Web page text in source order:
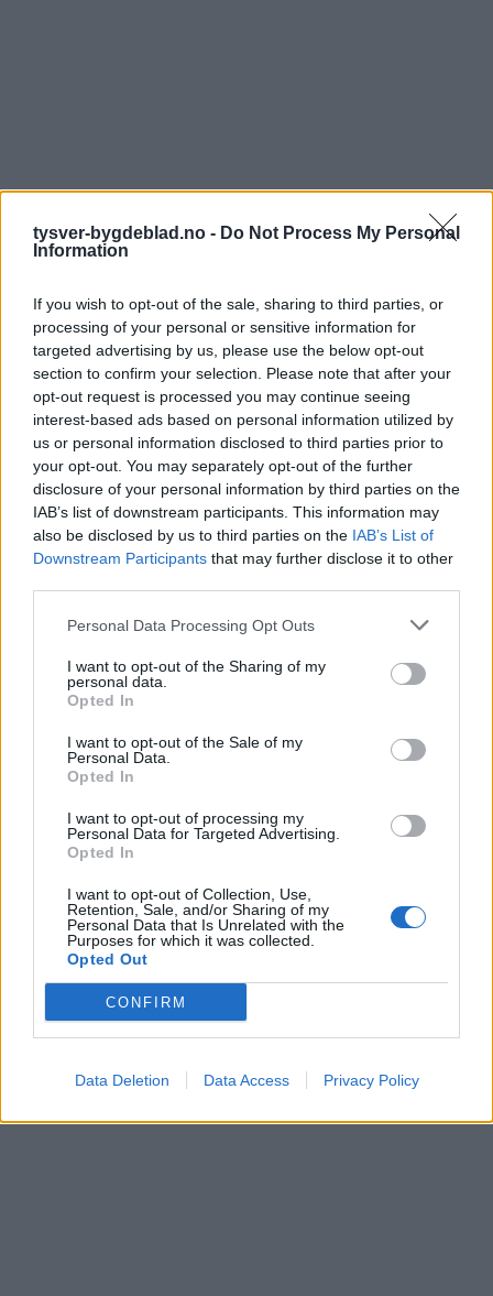
tysver-bygdeblad.no - Do Not Process My Personal
Information
If you wish to opt-out of the sale, sharing to third parties, or
processing of your personal or sensitive information for
targeted advertising by us, please use the below opt-out
section to confirm your selection. Please note that after your
opt-out request is processed you may continue seeing
interest-based ads based on personal information utilized by
us or personal information disclosed to third parties prior to
your opt-out. You may separately opt-out of the further
disclosure of your personal information by third parties on the
IAB’s list of downstream participants. This information may
also be disclosed by us to third parties on the IAB’s List of
Downstream Participants that may further disclose it to other
Personal Data Processing Opt Outs
I want to opt-out of the Sharing of my
personal data.
Opted In
I want to opt-out of the Sale of my
Personal Data.
Opted In
I want to opt-out of processing my
Personal Data for Targeted Advertising.
Opted In
I want to opt-out of Collection, Use,
Retention, Sale, and/or Sharing of my
Personal Data that Is Unrelated with the
Purposes for which it was collected.
Opted Out
CONFIRM
Data Deletion Data Access Privacy Policy